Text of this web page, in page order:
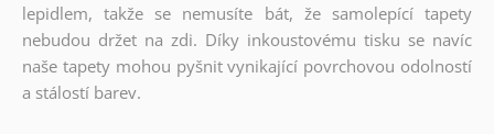
lepidlem, takže se nemusíte bát, že samolepící tapety
nebudou držet na zdi. Díky inkoustovému tisku se navíc
naše tapety mohou pyšnit vynikající povrchovou odolností
a stálostí barev.